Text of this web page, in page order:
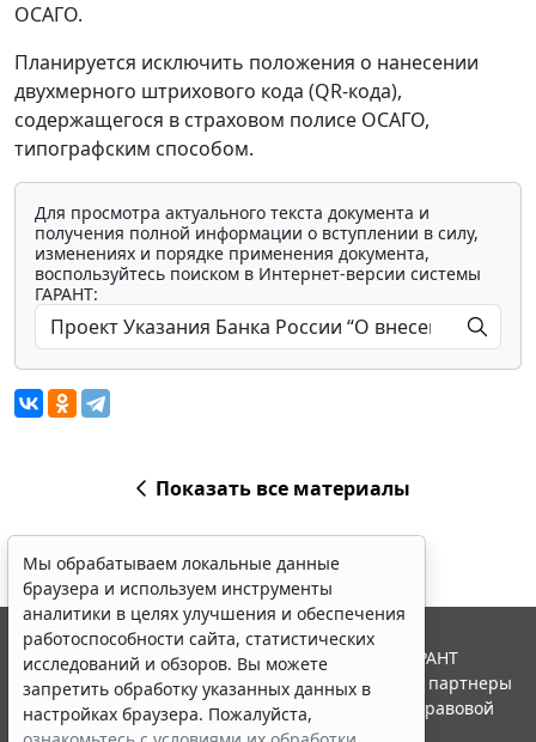
ОСАГО.
Планируется исключить положения о нанесении
двухмерного штрихового кода (QR-кода),
содержащегося в страховом полисе ОСАГО,
типографским способом.
Для просмотра актуального текста документа и
получения полной информации о вступлении в силу,
изменениях и порядке применения документа,
воспользуйтесь поиском в Интернет-версии системы
ГАРАНТ:
Показать все материалы
Мы обрабатываем локальные данные
браузера и используем инструменты
аналитики в целях улучшения и обеспечения
работоспособности сайта, статистических
исследований и обзоров. Вы можете
запретить обработку указанных данных в
настройках браузера. Пожалуйста,
© ООО "НПП "ГАРАНТ-СЕРВИС", 2026. Система ГАРАНТ
выпускается с 1990 года. Компания "Гарант" и ее партнеры
являются участниками Российской ассоциации правовой
информации ГАРАНТ.